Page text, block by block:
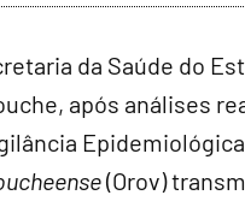
da Saúde do
após análises
(Orov)